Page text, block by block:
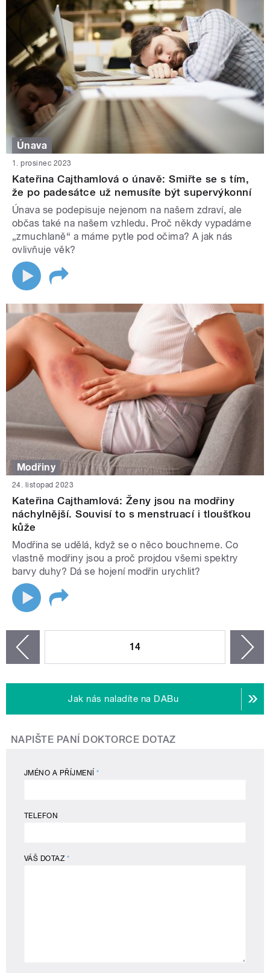
Únava
1. prosinec 2023
Kateřina Cajthamlová o únavě: Smiřte se s tím,
že po padesátce už nemusíte být supervýkonní
Únava se podepisuje nejenom na našem zdraví, ale
občas také na našem vzhledu. Proč někdy vypadáme
„zmuchlaně“ a máme pytle pod očima? A jak nás
ovlivňuje věk?
Modřiny
24. listopad 2023
Kateřina Cajthamlová: Ženy jsou na modřiny
náchylnější. Souvisí to s menstruací i tloušťkou
kůže
Modřina se udělá, když se o něco bouchneme. Co
vlastně modřiny jsou a proč projdou všemi spektry
barvy duhy? Dá se hojení modřin urychlit?
14
Jak nás naladíte na DABu
NAPIŠTE PANÍ DOKTORCE DOTAZ
JMÉNO A PŘÍJMENÍ*
TELEFON
VÁŠ DOTAZ *